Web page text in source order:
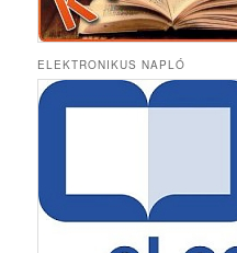
ELEKTRONIKUS NAPLÓ